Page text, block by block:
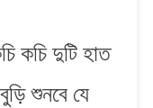
কচি দুটি হাত
শুনবে যে